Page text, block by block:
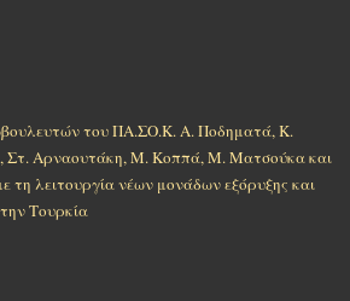
του ΠΑ.ΣΟ.Κ. Α. Ποδηματά, Κ.
Στ. Αρναουτάκη, Μ. Κοππά, Μ. Ματσούκα και
τη λειτουργία νέων μονάδων εξόρυξης και
Tουρκία